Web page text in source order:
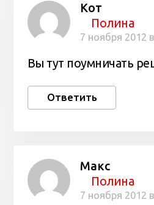
Кот
Полина
7 ноября 2012
Вы тут поумничать
Ответить
Макс
Полина
7 ноября 2012